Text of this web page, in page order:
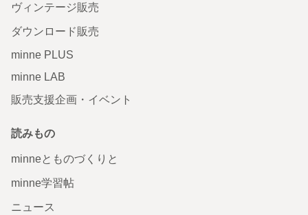
ヴィンテージ販売
ダウンロード販売
minne PLUS
minne LAB
販売支援企画・イベント
読みもの
minneとものづくりと
minne学習帖
ニュース